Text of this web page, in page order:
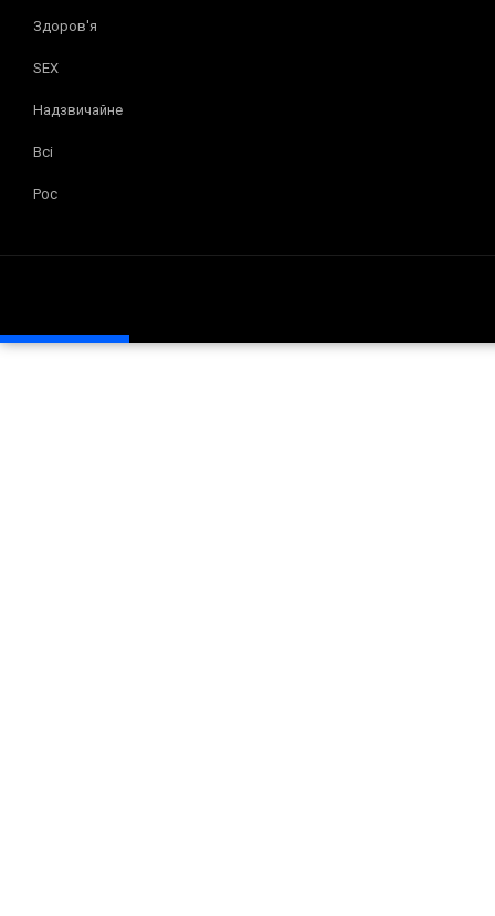
Здоров'я
SEX
Надзвичайне
Всі
Рос